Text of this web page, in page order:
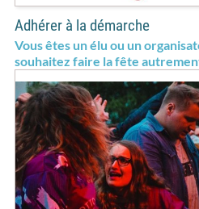
Adhérer à la démarche
Vous êtes un élu ou un
souhaitez faire la fête